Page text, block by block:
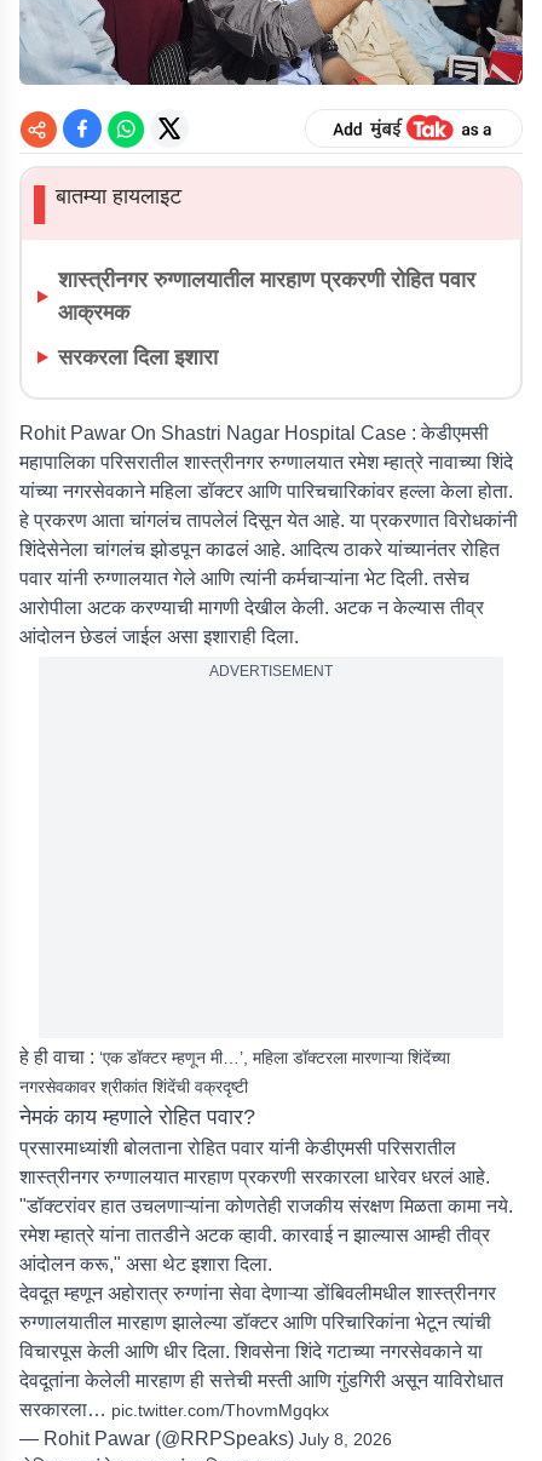
▌बातम्या हायलाइट
शास्त्रीनगर रुग्णालयातील मारहाण प्रकरणी रोहित पवार
आक्रमक
सरकरला दिला इशारा
Rohit Pawar On Shastri Nagar Hospital Case : केडीएमसी
महापालिका परिसरातील शास्त्रीनगर रुग्णालयात रमेश म्हात्रे नावाच्या शिंदे
यांच्या नगरसेवकाने महिला डॉक्टर आणि पारिचचारिकांवर हल्ला केला होता.
हे प्रकरण आता चांगलंच तापलेलं दिसून येत आहे. या प्रकरणात विरोधकांनी
शिंदेसेनेला चांगलंच झोडपून काढलं आहे. आदित्य ठाकरे यांच्यानंतर रोहित
पवार यांनी रुग्णालयात गेले आणि त्यांनी कर्मचाऱ्यांना भेट दिली. तसेच
आरोपीला अटक करण्याची मागणी देखील केली. अटक न केल्यास तीव्र
आंदोलन छेडलं जाईल असा इशाराही दिला.
ADVERTISEMENT
हे ही वाचा : ‘एक डॉक्टर म्हणून मी…’, महिला डॉक्टरला मारणाऱ्या शिंदेंच्या
नगरसेवकावर श्रीकांत शिंदेंची वक्रदृष्टी
नेमकं काय म्हणाले रोहित पवार?
प्रसारमाध्यांशी बोलताना रोहित पवार यांनी केडीएमसी परिसरातील
शास्त्रीनगर रुग्णालयात मारहाण प्रकरणी सरकारला धारेवर धरलं आहे.
"डॉक्टरांवर हात उचलणाऱ्यांना कोणतेही राजकीय संरक्षण मिळता कामा नये.
रमेश म्हात्रे यांना तातडीने अटक व्हावी. कारवाई न झाल्यास आम्ही तीव्र
आंदोलन करू," असा थेट इशारा दिला.
देवदूत म्हणून अहोरात्र रुग्णांना सेवा देणाऱ्या डोंबिवलीमधील शास्त्रीनगर
रुग्णालयातील मारहाण झालेल्या डॉक्टर आणि परिचारिकांना भेटून त्यांची
विचारपूस केली आणि धीर दिला. शिवसेना शिंदे गटाच्या नगरसेवकाने या
देवदूतांना केलेली मारहाण ही सत्तेची मस्ती आणि गुंडगिरी असून याविरोधात
सरकारला… pic.twitter.com/ThovmMgqkx
— Rohit Pawar (@RRPSpeaks) July 8, 2026